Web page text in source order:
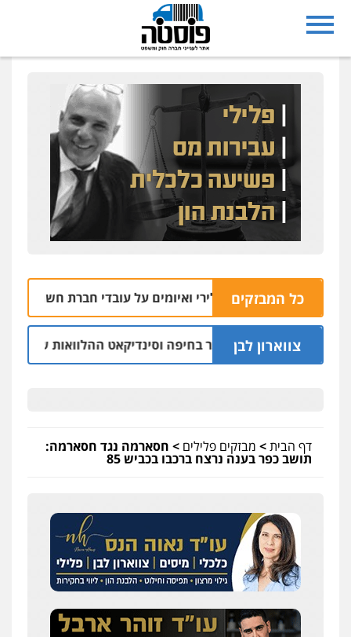
כל המבזקים
נעצרו בחשד לירי ואיומים על עובדי חברת חשמל 06.08 | 10:27
צווארון לבן
יו"ר ש"ס לשעבר בחיפה וסינדיקאט ההלוואות של משפחת
דף הבית> מבזקים פלילים > חסארמה נגד חסארמה:
תושב כפר בענה נרצח ברכבו בכביש 85
דין לענייני אסירים
0507913332
עו"ד איהאב ג'לג'ולי
פלילי מעצרים וחקירות עורכי דין לענייני
אסירים
0505216700